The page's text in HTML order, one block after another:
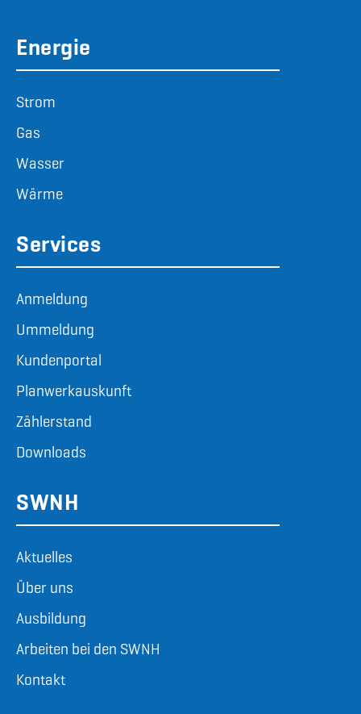
Energie
Strom
Gas
Wasser
Wärme
Services
Anmeldung
Ummeldung
Kundenportal
Planwerkauskunft
Zählerstand
Downloads
SWNH
Aktuelles
Über uns
Ausbildung
Arbeiten bei den SWNH
Kontakt